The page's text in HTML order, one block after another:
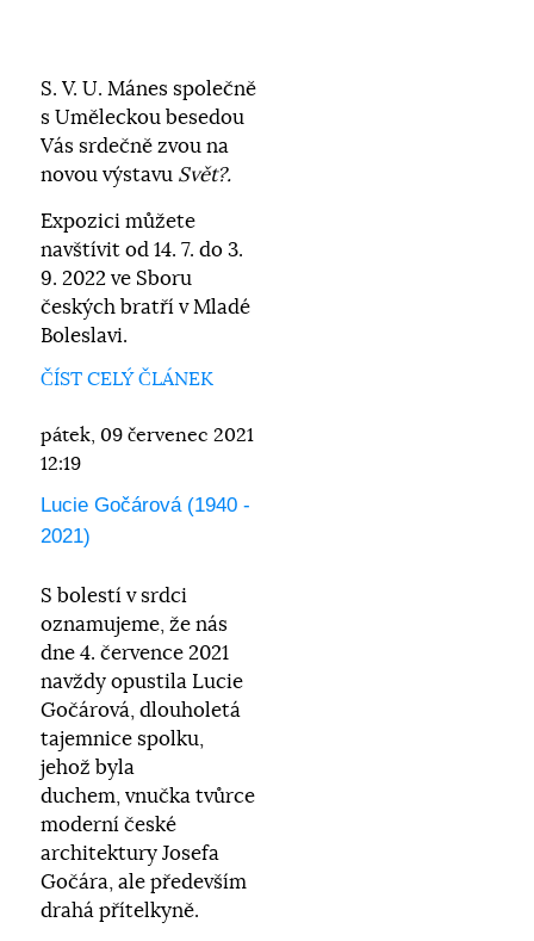
S. V. U. Mánes společně
s Uměleckou besedou
Vás srdečně zvou na
novou výstavu Svět?.
Expozici můžete
navštívit od 14. 7. do 3.
9. 2022 ve Sboru
českých bratří v Mladé
Boleslavi.
ČÍST CELÝ ČLÁNEK
pátek, 09 červenec 2021
12:19
Lucie Gočárová (1940 -
2021)
S bolestí v srdci
oznamujeme, že nás
dne 4. července 2021
navždy opustila Lucie
Gočárová, dlouholetá
tajemnice spolku,
jehož byla
duchem, vnučka tvůrce
moderní české
architektury Josefa
Gočára, ale především
drahá přítelkyně.